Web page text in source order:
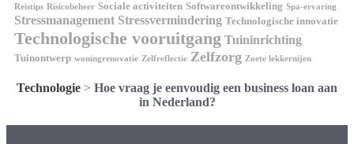
Reistips Risicobeheer Sociale activiteiten Softwareontwikkeling Spa-ervaring
Stressmanagement Stressvermindering Technologische innovatie
Technologische vooruitgang Tuininrichting
Tuinontwerp woningrenovatie Zelfreflectie Zelfzorg Zoete lekkernijen
Technologie > Hoe vraag je eenvoudig een business loan aan
in Nederland?